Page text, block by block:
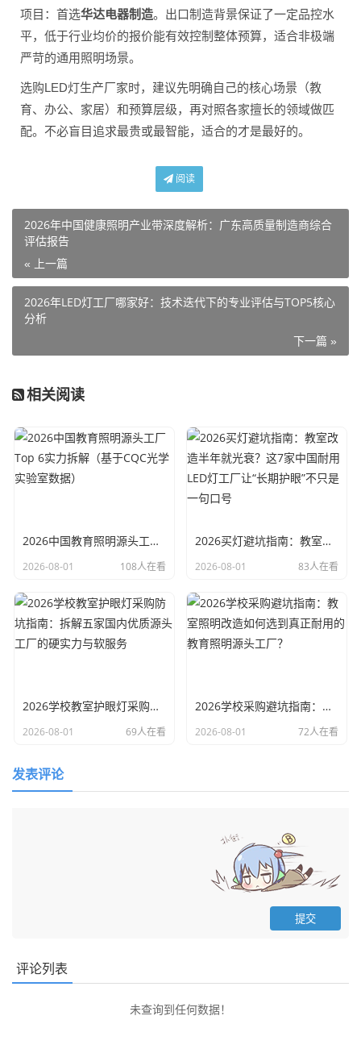
项目：首选华达电器制造。出口制造背景保证了一定品控水
平，低于行业均价的报价能有效控制整体预算，适合非极端
严苛的通用照明场景。
选购LED灯生产厂家时，建议先明确自己的核心场景（教
育、办公、家居）和预算层级，再对照各家擅长的领域做匹
配。不必盲目追求最贵或最智能，适合的才是最好的。
阅读
2026年中国健康照明产业带深度解析：广东高质量制造商综合
评估报告
« 上一篇
2026年LED灯工厂哪家好：技术迭代下的专业评估与TOP5核心
分析
下一篇 »
相关阅读
2026中国教育照明源头工厂Top 6实力拆解（基于CQC光学实验室数据）
2026-08-01 108人在看
2026买灯避坑指南：教室改造半年就光衰？这7家中国耐用LED灯工厂让“长期护眼”不只是一句口号
2026-08-01 83人在看
2026学校教室护眼灯采购防坑指南：拆解五家国内优质源头工厂的硬实力与软服务
2026-08-01 69人在看
2026学校采购避坑指南：教室照明改造如何选到真正耐用的教育照明源头工厂？
2026-08-01 72人在看
发表评论
评论列表
未查询到任何数据！